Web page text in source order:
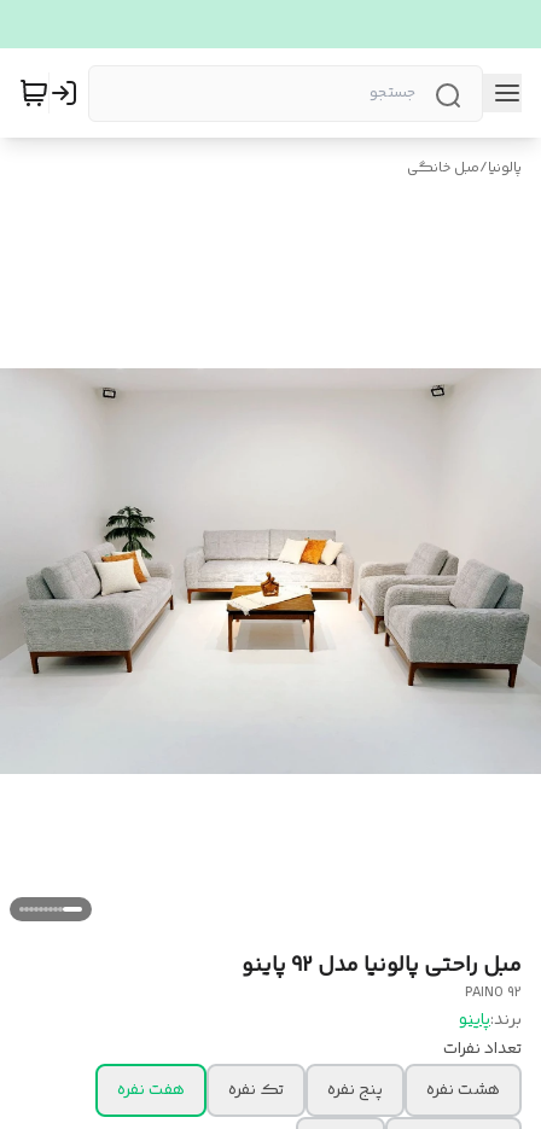
پالونیا/مبل خانگی
مبل راحتی پالونیا مدل 92 پاینو
92 PAINO
برند:پاینو
تعداد نفرات
هشت نفره
پنج نفره تک نفره
هفت نفره